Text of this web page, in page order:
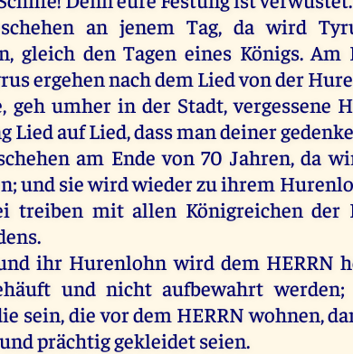
an jenem Tag,da wird
, gleich den Tagen eines Königs. Am
ergehennachdem LiedvonderHure
, geh umher in der Stadt,vergessene
LiedaufLied, dassmandeiner
am Ende von 70 Jahren,da
;und siewirdwiederzu ihrem
treiben mit allen Königreichen der
.
ihr Hurenlohn wird dem HERRN
und nicht aufbewahrtwerden;
sein,dievordem HERRNwohnen,
undprächtiggekleidetseien.